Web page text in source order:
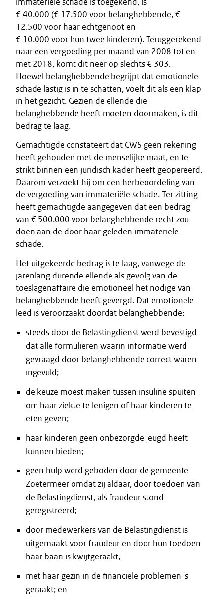
immateriële schade is toegekend, is
€ 40.000 (€ 17.500 voor belanghebbende, €
12.500 voor haar echtgenoot en
€ 10.000 voor hun twee kinderen). Teruggerekend
naar een vergoeding per maand van 2008 tot en
met 2018, komt dit neer op slechts € 303.
Hoewel belanghebbende begrijpt dat emotionele
schade lastig is in te schatten, voelt dit als een klap
in het gezicht. Gezien de ellende die
belanghebbende heeft moeten doormaken, is dit
bedrag te laag.
Gemachtigde constateert dat CWS geen rekening
heeft gehouden met de menselijke maat, en te
strikt binnen een juridisch kader heeft geopereerd.
Daarom verzoekt hij om een herbeoordeling van
de vergoeding van immateriële schade. Ter zitting
heeft gemachtigde aangegeven dat een bedrag
van € 500.000 voor belanghebbende recht zou
doen aan de door haar geleden immateriële
schade.
Het uitgekeerde bedrag is te laag, vanwege de
jarenlang durende ellende als gevolg van de
toeslagenaffaire die emotioneel het nodige van
belanghebbende heeft gevergd. Dat emotionele
leed is veroorzaakt doordat belanghebbende:
steeds door de Belastingdienst werd bevestigd
dat alle formulieren waarin informatie werd
gevraagd door belanghebbende correct waren
ingevuld;
de keuze moest maken tussen insuline spuiten
om haar ziekte te lenigen of haar kinderen te
eten geven;
haar kinderen geen onbezorgde jeugd heeft
kunnen bieden;
geen hulp werd geboden door de gemeente
Zoetermeer omdat zij aldaar, door toedoen van
de Belastingdienst, als fraudeur stond
geregistreerd;
door medewerkers van de Belastingdienst is
uitgemaakt voor fraudeur en door hun toedoen
haar baan is kwijtgeraakt;
met haar gezin in de financiële problemen is
geraakt; en